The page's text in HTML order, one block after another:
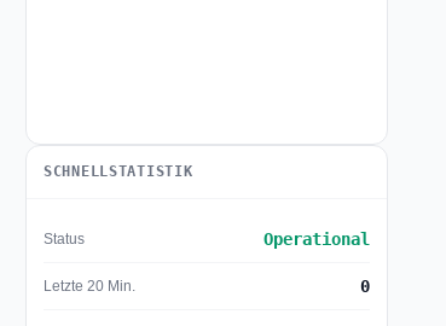
SCHNELLSTATISTIK
Status Operational
Letzte 20 Min. 0